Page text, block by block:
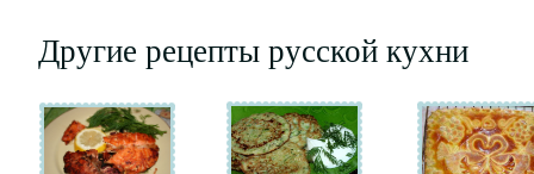
Другие рецепты русской кухни